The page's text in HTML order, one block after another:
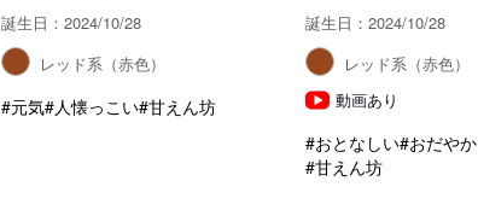
誕生日：2024/10/28
レッド系（赤色）
#元気#人懐っこい#甘えん坊
誕生日：2024/10/28
レッド系（赤色）
動画あり
#おとなしい#おだやか
#甘えん坊